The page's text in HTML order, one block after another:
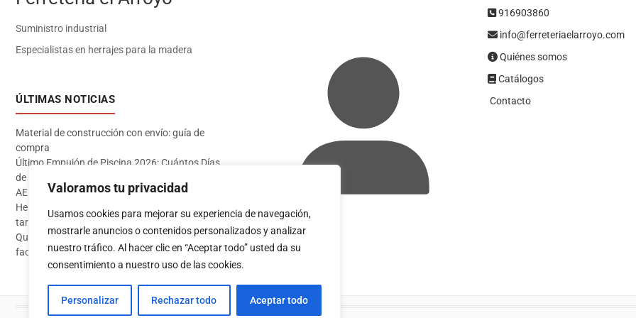
Valoramos tu privacidad
Usamos cookies para mejorar su experiencia de navegación,
mostrarle anuncios o contenidos personalizados y analizar
nuestro tráfico. Al hacer clic en “Aceptar todo” usted da su
consentimiento a nuestro uso de las cookies.
Personalizar Rechazar todo Aceptar todo
Suministro industrial
Especialistas en herrajes para la madera
ÚLTIMAS NOTICIAS
Material de construcción con envío: guía de
compra
Último Empujón de Piscina 2026: Cuántos Días
de Baño te Quedan en Madrid Sur (Datos
AEMET)
Herramientas imprescindibles para instalar
tarima flotante
Qué pintura usar en exterior: guía completa para
fachadas 2026
Acceder
916903860
info@ferreteriaelarroyo.com
Quiénes somos
Catálogos
Contacto